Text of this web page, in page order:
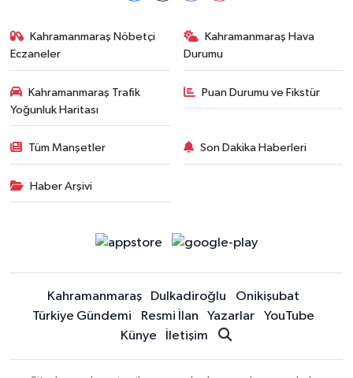
Kahramanmaraş Nöbetçi
Eczaneler
Kahramanmaraş Hava
Durumu
Kahramanmaraş Trafik
Yoğunluk Haritası
Puan Durumu ve Fikstür
Tüm Manşetler Son Dakika Haberleri
Haber Arşivi
Kahramanmaraş Dulkadiroğlu
Onikişubat
Türkiye Gündemi
Resmi İlan Yazarlar
YouTube
Künye
İletişim